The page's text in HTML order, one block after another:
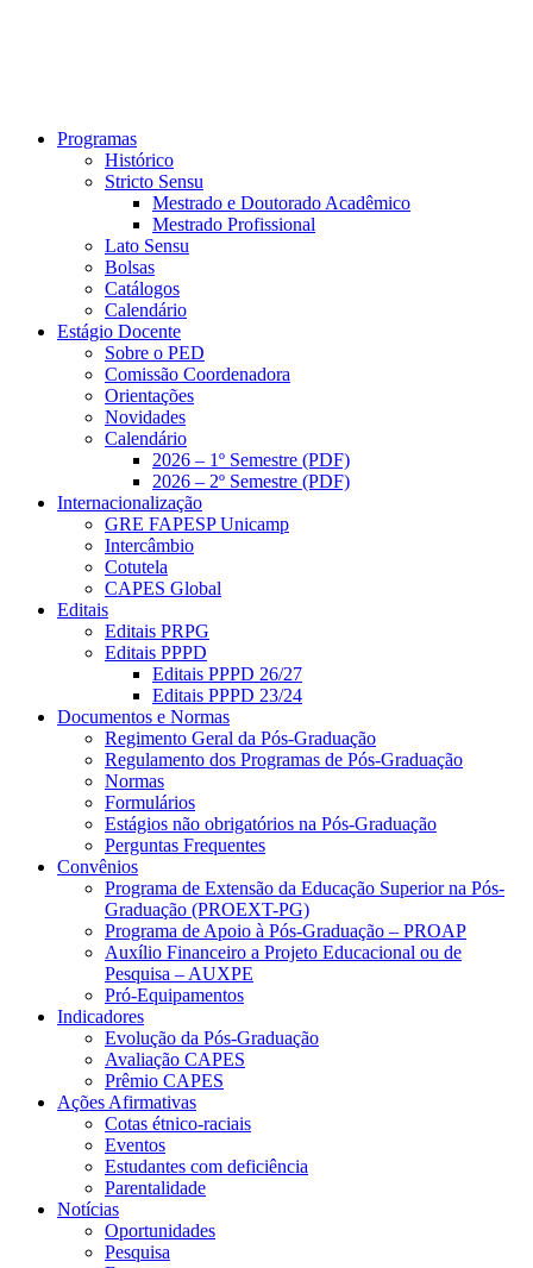
Programas
Histórico
Stricto Sensu
Mestrado e Doutorado Acadêmico
Mestrado Profissional
Lato Sensu
Bolsas
Catálogos
Calendário
Estágio Docente
Sobre o PED
Comissão Coordenadora
Orientações
Novidades
Calendário
2026 – 1º Semestre (PDF)
2026 – 2º Semestre (PDF)
Internacionalização
GRE FAPESP Unicamp
Intercâmbio
Cotutela
CAPES Global
Editais
Editais PRPG
Editais PPPD
Editais PPPD 26/27
Editais PPPD 23/24
Documentos e Normas
Regimento Geral da Pós-Graduação
Regulamento dos Programas de Pós-Graduação
Normas
Formulários
Estágios não obrigatórios na Pós-Graduação
Perguntas Frequentes
Convênios
Programa de Extensão da Educação Superior na Pós-
Graduação (PROEXT-PG)
Programa de Apoio à Pós-Graduação – PROAP
Auxílio Financeiro a Projeto Educacional ou de
Pesquisa – AUXPE
Pró-Equipamentos
Indicadores
Evolução da Pós-Graduação
Avaliação CAPES
Prêmio CAPES
Ações Afirmativas
Cotas étnico-raciais
Eventos
Estudantes com deficiência
Parentalidade
Notícias
Oportunidades
Pesquisa